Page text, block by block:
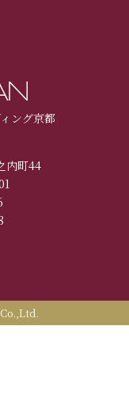
ング京都
内町44